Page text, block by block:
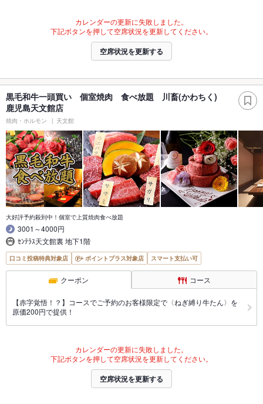
カレンダーの更新に失敗しました。
下記ボタンを押して空席状況を更新してください。
空席状況を更新する
黒毛和牛一頭買い 個室焼肉 食べ放題 川畜(かわちく)
鹿児島天文館店
焼肉・ホルモン 天文館
大好評予約殺到中！個室で上質焼肉食べ放題
3001～4000円
ｾﾝﾃﾗｽ天文館裏 地下1階
口コミ投稿特典対象店 ポイントプラス対象店 スマート支払い可
クーポン コース
【赤字覚悟！？】コースでご予約のお客様限定で〈ねぎ縛り牛たん〉を
原価200円で提供！
カレンダーの更新に失敗しました。
下記ボタンを押して空席状況を更新してください。
空席状況を更新する